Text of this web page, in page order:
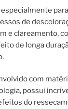
de
e clareamento,
de longa
com
possui
do